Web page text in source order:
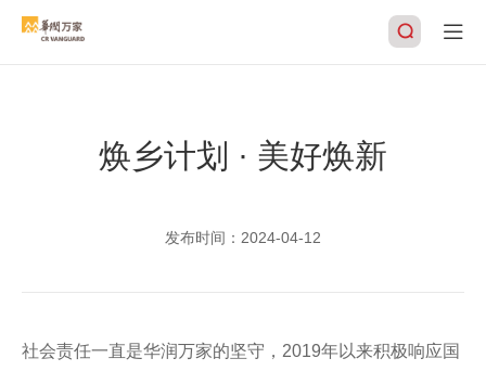
焕乡计划 · 美好焕新
发布时间： 2024-04-12
社会责任一直是华润万家的坚守，2019年以来积极响应国